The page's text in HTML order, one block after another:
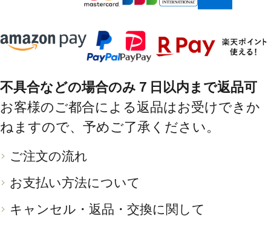
不具合などの場合のみ７日以内まで返品可
お客様のご都合による返品はお受けできか
ねますので、予めご了承ください。
ご注文の流れ
お支払い方法について
キャンセル・返品・交換に関して